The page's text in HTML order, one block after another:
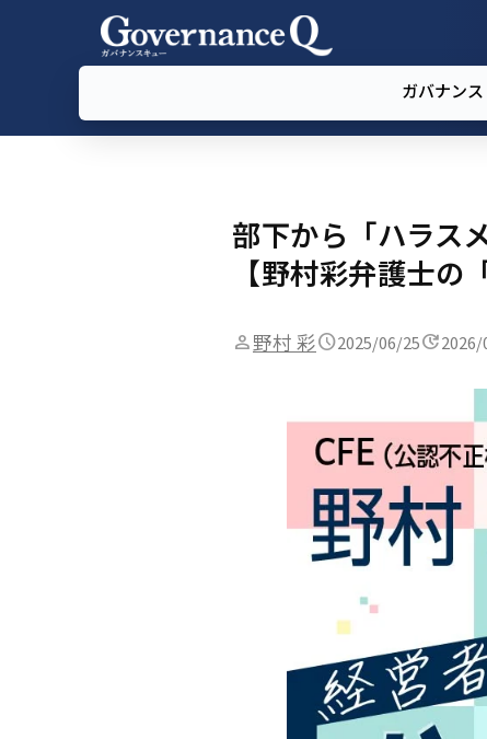
ガバナンス
部下から「ハラス
【野村彩弁護士の
野村 彩 2025/06/25 2026/